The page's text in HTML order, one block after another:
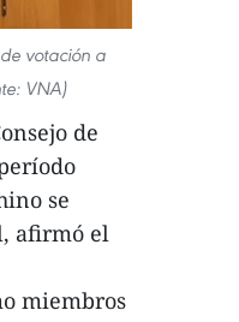
votación a
VNA)
de
se
afirmó el
miembros